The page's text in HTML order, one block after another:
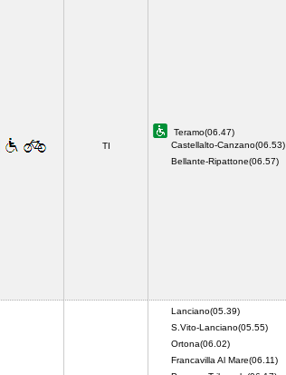
TI
Teramo(06.47)
Castellalto-Canzano(06.53)
Bellante-Ripattone(06.57)
Lanciano(05.39)
S.Vito-Lanciano(05.55)
Ortona(06.02)
Francavilla Al Mare(06.11)